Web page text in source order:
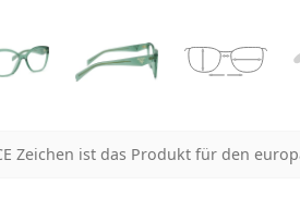
Zeichen ist das Produkt für den